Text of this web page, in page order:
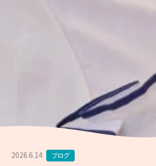
2026.6.14 ブログ